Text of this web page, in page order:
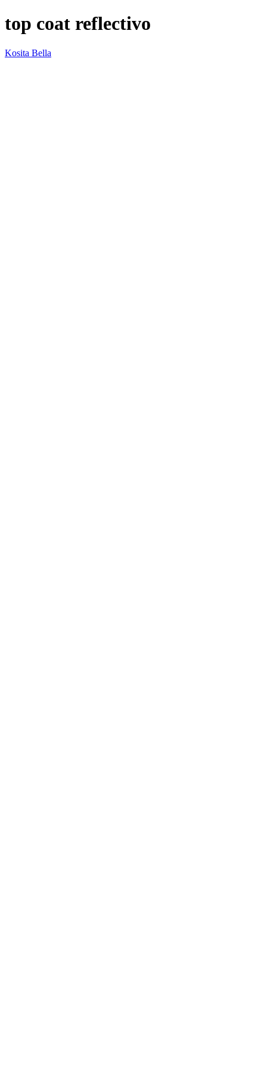
top coat reflectivo
Kosita Bella